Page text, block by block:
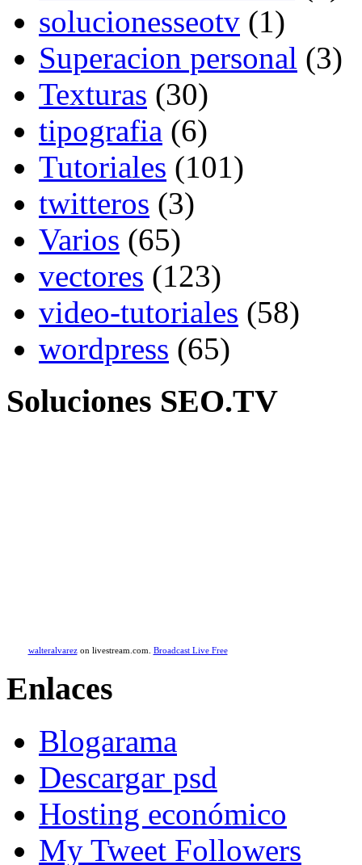
solucionesseotv (1)
Superacion personal (3)
Texturas (30)
tipografia (6)
Tutoriales (101)
twitteros (3)
Varios (65)
vectores (123)
video-tutoriales (58)
wordpress (65)
Soluciones SEO.TV
walteralvarezon livestream.com. Broadcast Live Free
Enlaces
Blogarama
Descargar psd
Hosting económico
My Tweet Followers